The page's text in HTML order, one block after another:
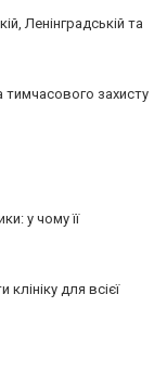
Ленінградській та
захисту
у чому її
для всієї